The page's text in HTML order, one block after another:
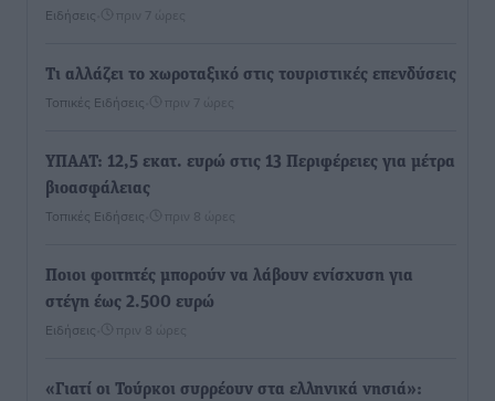
Ειδήσεις πριν 7 ώρες
Τι αλλάζει το χωροταξικό στις τουριστικές επενδύσεις
Τοπικές Ειδήσεις πριν 7 ώρες
ΥΠΑΑΤ: 12,5 εκατ. ευρώ στις 13 Περιφέρειες για μέτρα
βιοασφάλειας
Τοπικές Ειδήσεις πριν 8 ώρες
Ποιοι φοιτητές μπορούν να λάβουν ενίσχυση για
στέγη έως 2.500 ευρώ
Ειδήσεις πριν 8 ώρες
«Γιατί οι Τούρκοι συρρέουν στα ελληνικά νησιά»: